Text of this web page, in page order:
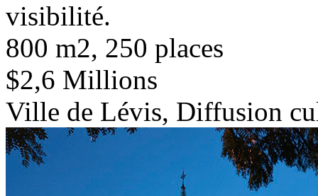
visibilité.
800 m2, 250 places
$2,6 Millions
Ville de Lévis, Diffusion